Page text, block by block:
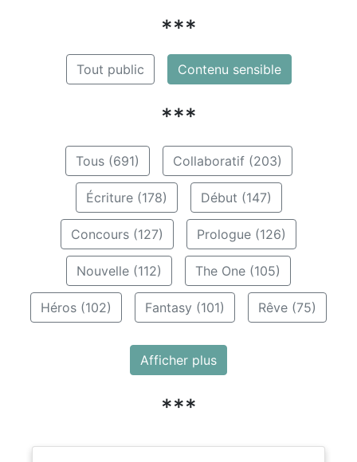
***
Tout public Contenu sensible
***
Tous (691) Collaboratif (203)
Écriture (178) Début (147)
Concours (127) Prologue (126)
Nouvelle (112) The One (105)
Héros (102) Fantasy (101) Rêve (75)
Afficher plus
***